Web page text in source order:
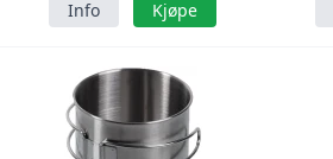
Info Kjøpe